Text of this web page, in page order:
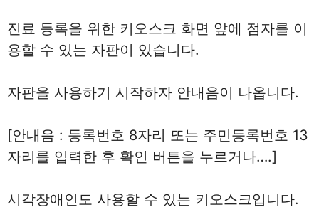
진료 등록을 위한 키오스크 화면 앞에 점자를 이
용할 수 있는 자판이 있습니다.
자판을 사용하기 시작하자 안내음이 나옵니다.
[안내음 : 등록번호 8자리 또는 주민등록번호 13
자리를 입력한 후 확인 버튼을 누르거나….]
시각장애인도 사용할 수 있는 키오스크입니다.